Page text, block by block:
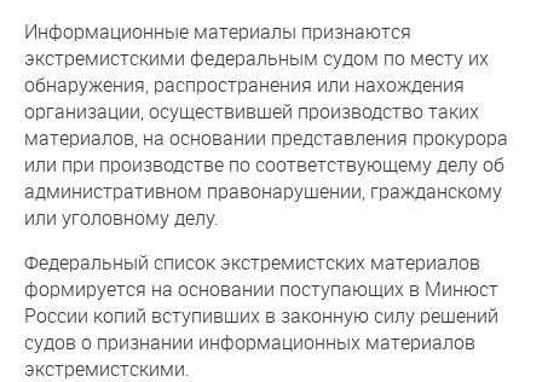
Информационные материалы признаются
экстремистскими федеральным судом по месту их
обнаружения, распространения или нахождения
организации, осуществившей производство таких
материалов, на основании представления прокурора
или при производстве по соответствующему делу об
административном правонарушении, гражданскому
или уголовному делу.
Федеральный список экстремистских материалов
формируется на основании поступающих в Минюст
России копий вступивших в законную силу решений
судов о признании информационных материалов
экстремистскими.